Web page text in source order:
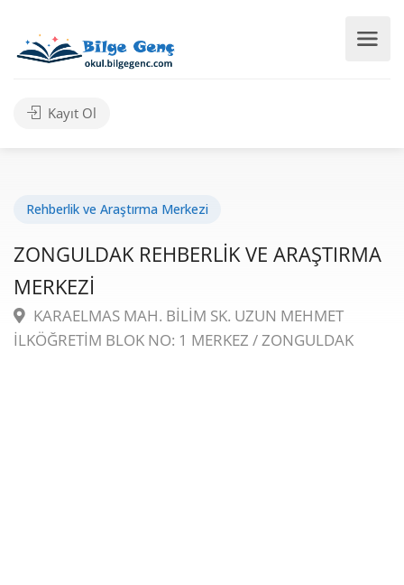
Kayıt Ol
Rehberlik ve Araştırma Merkezi
ZONGULDAK REHBERLİK VE ARAŞTIRMA
MERKEZİ
KARAELMAS MAH. BİLİM SK. UZUN MEHMET
İLKÖĞRETİM BLOK NO: 1 MERKEZ / ZONGULDAK